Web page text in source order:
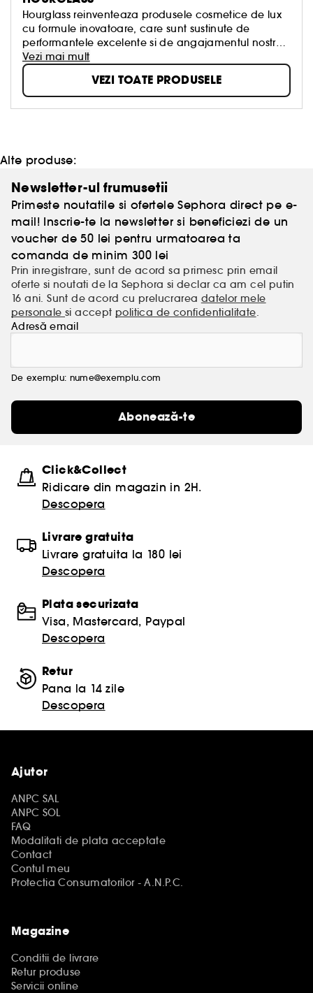
Hourglass reinventeaza produsele cosmetice de lux
cu formule inovatoare, care sunt sustinute de
performantele excelente si de angajamentul nostru
ferm cu privire la bunastarea animalelor.
Vezi mai mult
VEZI TOATE PRODUSELE
Alte produse:
Newsletter-ul frumusetii
Primeste noutatile si ofertele Sephora direct pe e-
mail! Inscrie-te la newsletter si beneficiezi de un
voucher de 50 lei pentru urmatoarea ta
comanda de minim 300 lei
Prin inregistrare, sunt de acord sa primesc prin email
oferte si noutati de la Sephora si declar ca am cel putin
16 ani. Sunt de acord cu prelucrarea datelor mele
personalesi accept politica de confidentialitate.
Adresă email
De exemplu: nume@exemplu.com
Abonează-te
Click&Collect
Ridicare din magazin in 2H.
Descopera
Livrare gratuita
Livrare gratuita la 180 lei
Descopera
Plata securizata
Visa, Mastercard, Paypal
Descopera
Retur
Pana la 14 zile
Descopera
Ajutor
ANPC SAL
ANPC SOL
FAQ
Modalitati de plata acceptate
Contact
Contul meu
Protectia Consumatorilor - A.N.P.C.
Magazine
Conditii de livrare
Retur produse
Servicii online